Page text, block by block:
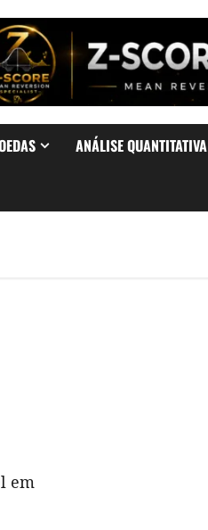
ANÁLISE QUANTITATIVA
em